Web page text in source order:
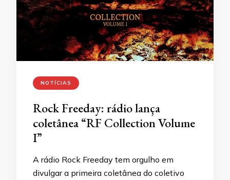
NOTÍCIAS
Rock Freeday: rádio lança
coletânea “RF Collection Volume
I”
A rádio Rock Freeday tem orgulho em
divulgar a primeira coletânea do coletivo